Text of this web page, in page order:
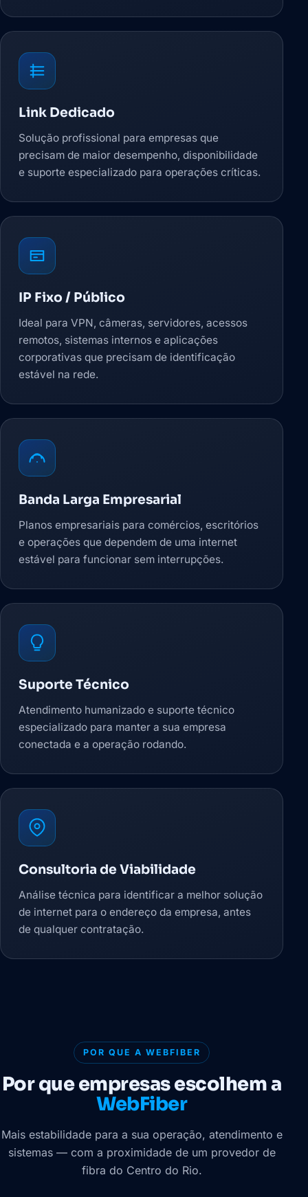
Link Dedicado
Solução profissional para empresas que
precisam de maior desempenho, disponibilidade
e suporte especializado para operações críticas.
IP Fixo / Público
Ideal para VPN, câmeras, servidores, acessos
remotos, sistemas internos e aplicações
corporativas que precisam de identificação
estável na rede.
Banda Larga Empresarial
Planos empresariais para comércios, escritórios
e operações que dependem de uma internet
estável para funcionar sem interrupções.
Suporte Técnico
Atendimento humanizado e suporte técnico
especializado para manter a sua empresa
conectada e a operação rodando.
Consultoria de Viabilidade
Análise técnica para identificar a melhor solução
de internet para o endereço da empresa, antes
de qualquer contratação.
POR QUE A WEBFIBER
Por que empresas escolhem a
WebFiber
Mais estabilidade para a sua operação, atendimento e
sistemas — com a proximidade de um provedor de
fibra do Centro do Rio.